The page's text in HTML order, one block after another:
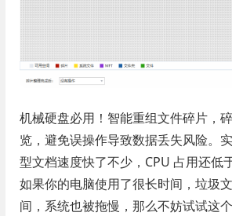
机械硬盘必用！智能重组文件碎片，
览，避免误操作导致数据丢失风险。
型文档速度快了不少，CPU 占用还低于
如果你的电脑使用了很长时间，垃圾
间，系统也被拖慢，那么不妨试试这